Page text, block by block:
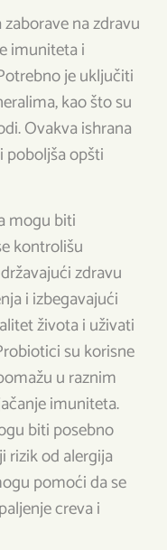
na zdravu
imuniteta i
je uključiti
kao što su
Ovakva ishrana
poboljša opšti
mogu biti
kontrolišu
zdravu
i izbegavajući
života i uživati
su korisne
u raznim
imuniteta.
biti posebno
rizik od alergija
pomoći da se
creva i